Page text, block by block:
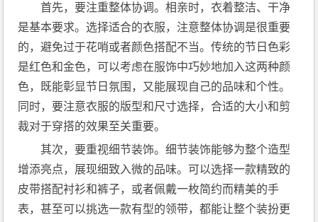
首先，要注重整体协调。相亲时，衣着整洁、干净
是基本要求。选择适合的衣服，注意整体协调是很重要
的，避免过于花哨或者颜色搭配不当。传统的节日色彩
是红色和金色，可以考虑在服饰中巧妙地加入这两种颜
色，既能彰显节日氛围，又能展现自己的品味和个性。
同时，要注意衣服的版型和尺寸选择，合适的大小和剪
裁对于穿搭的效果至关重要。
其次，要重视细节装饰。细节装饰能够为整个造型
增添亮点，展现细致入微的品味。可以选择一款精致的
皮带搭配衬衫和裤子，或者佩戴一枚简约而精美的手
表，甚至可以挑选一款有型的领带，都能让整个装扮更